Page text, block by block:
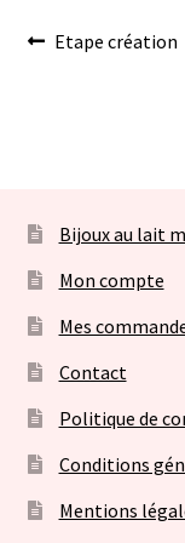
Bijoux
Panier
Navigation
Article
Etape création
Bijoux au lait
Mon compte
Mes
Contact
Politique de
Conditions
Mentions